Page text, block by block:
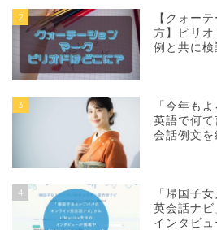
2
【クォー
方】ピリ
例と共に検
3
「今年も
英語で何
会話例文を
4
「帰国子
英会話ナ
インタビ